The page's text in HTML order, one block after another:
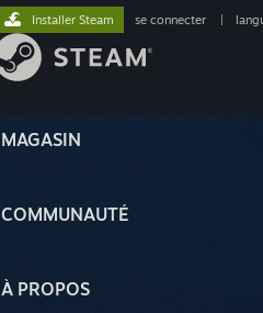
MAGASIN
COMMUNAUTÉ
À PROPOS
Installer Steam se connecter